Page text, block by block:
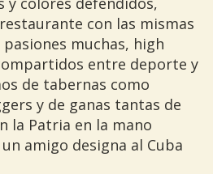
con las mismas
muchas, high
entre deporte y
de tabernas como
y de ganas tantas de
la Patria en la mano
amigo designa al Cuba